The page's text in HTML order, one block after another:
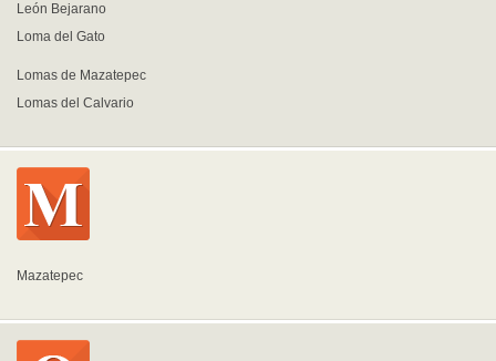
León Bejarano
Loma del Gato
Lomas de Mazatepec
Lomas del Calvario
Mazatepec